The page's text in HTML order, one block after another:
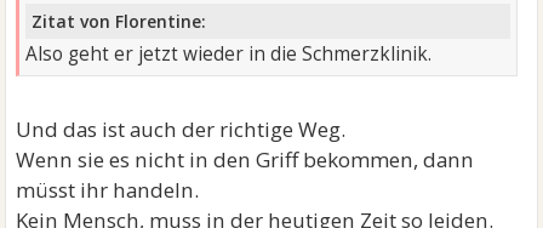
Zitat von Florentine:
Also geht er jetzt wieder in die Schmerzklinik.
Und das ist auch der richtige Weg.
Wenn sie es nicht in den Griff bekommen, dann
müsst ihr handeln.
Kein Mensch, muss in der heutigen Zeit so leiden.